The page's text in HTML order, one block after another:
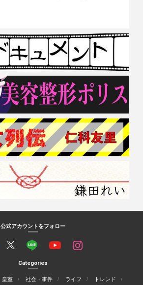
公式アカウントをフォロー
Categories
皇室 社会・事件 ライフ
トレンド